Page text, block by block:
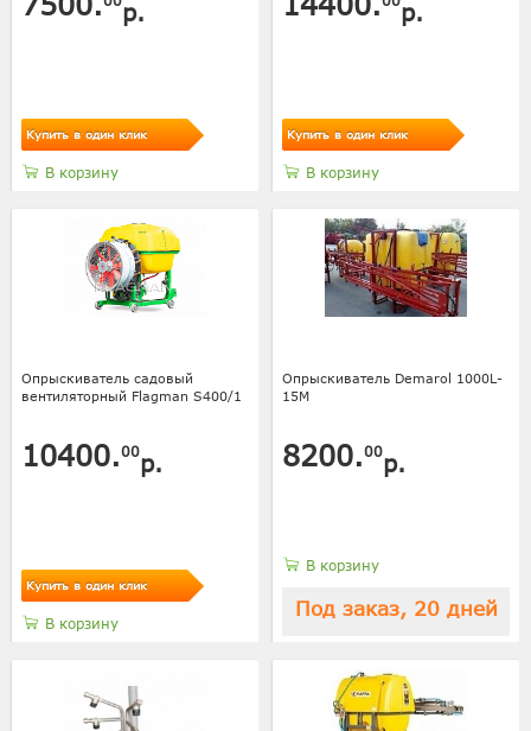
р.
Купить в один клик
В корзину
р.
Купить в один клик
В корзину
Опрыскиватель садовый
вентиляторный Flagman S400/1
10400.00р.
Купить в один клик
В корзину
Опрыскиватель Demarol 1000L-
15М
8200.00р.
В корзину
Под заказ, 20 дней